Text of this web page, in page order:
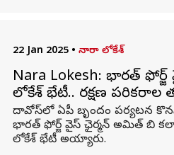
22 Jan 2025 • నారా లోకేశ్
Nara Lokesh: భారత్‌
లోకేశ్ భేటీ.. రక్షణ పరికరాల
దావోస్‌లో ఏపీ బృందం పర్యటన
భారత్‌ ఫోర్జ్‌ వైస్‌ ఛైర్మన్‌ అమిత్‌ బి
లోకేశ్‌ భేటీ అయ్యారు.